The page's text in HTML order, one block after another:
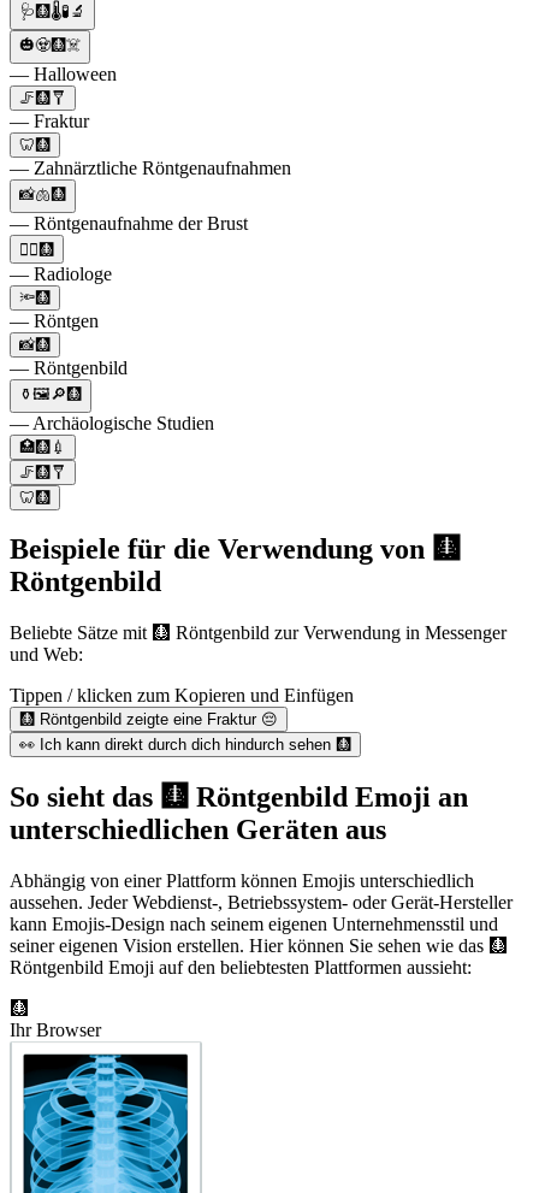
🩺🩻🌡🧪🔬
🎃🧟🩻☠️
— Halloween
🦵🩻🩼
— Fraktur
🦷🩻
— Zahnärztliche Röntgenaufnahmen
📸🫁🩻
— Röntgenaufnahme der Brust
👨‍⚕️🩻
— Radiologe
🔦🩻
— Röntgen
📸🩻
— Röntgenbild
⚱️🖼🔎🩻
— Archäologische Studien
🏥🩻💉
🦵🩻🩼
🦷🩻
Beispiele für die Verwendung von 🩻
Röntgenbild
Beliebte Sätze mit 🩻 Röntgenbild zur Verwendung in Messenger
und Web:
Tippen / klicken zum Kopieren und Einfügen
🩻 Röntgenbild zeigte eine Fraktur 😔
👀 Ich kann direkt durch dich hindurch sehen 🩻
So sieht das 🩻 Röntgenbild Emoji an
unterschiedlichen Geräten aus
Abhängig von einer Plattform können Emojis unterschiedlich
aussehen. Jeder Webdienst-, Betriebssystem- oder Gerät-Hersteller
kann Emojis-Design nach seinem eigenen Unternehmensstil und
seiner eigenen Vision erstellen. Hier können Sie sehen wie das 🩻
Röntgenbild Emoji auf den beliebtesten Plattformen aussieht:
🩻
Ihr Browser